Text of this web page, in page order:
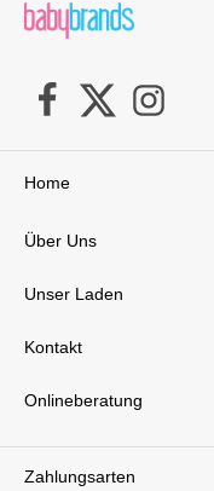
Zahlungsarten
Home
Über Uns
Unser Laden
Kontakt
Onlineberatung